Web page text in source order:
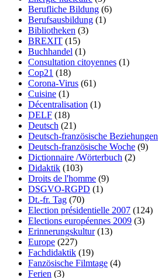
Berufliche Bildung (6)
Berufsausbildung (1)
Bibliotheken (3)
BREXIT (15)
Buchhandel (1)
Consultation citoyennes (1)
Cop21 (18)
Corona-Virus (61)
Cuisine (1)
Décentralisation (1)
DELF (18)
Deutsch (21)
Deutsch-französische Beziehungen
Deutsch-französische Woche (9)
Dictionnaire /Wörterbuch (2)
Didaktik (103)
Droits de l'homme (9)
DSGVO-RGPD (1)
Dt.-fr. Tag (70)
Election présidentielle 2007 (124)
Elections européennes 2009 (3)
Erinnerungskultur(13)
Europe (227)
Fachdidaktik (19)
Fanzösische Filmtage (4)
Ferien (3)